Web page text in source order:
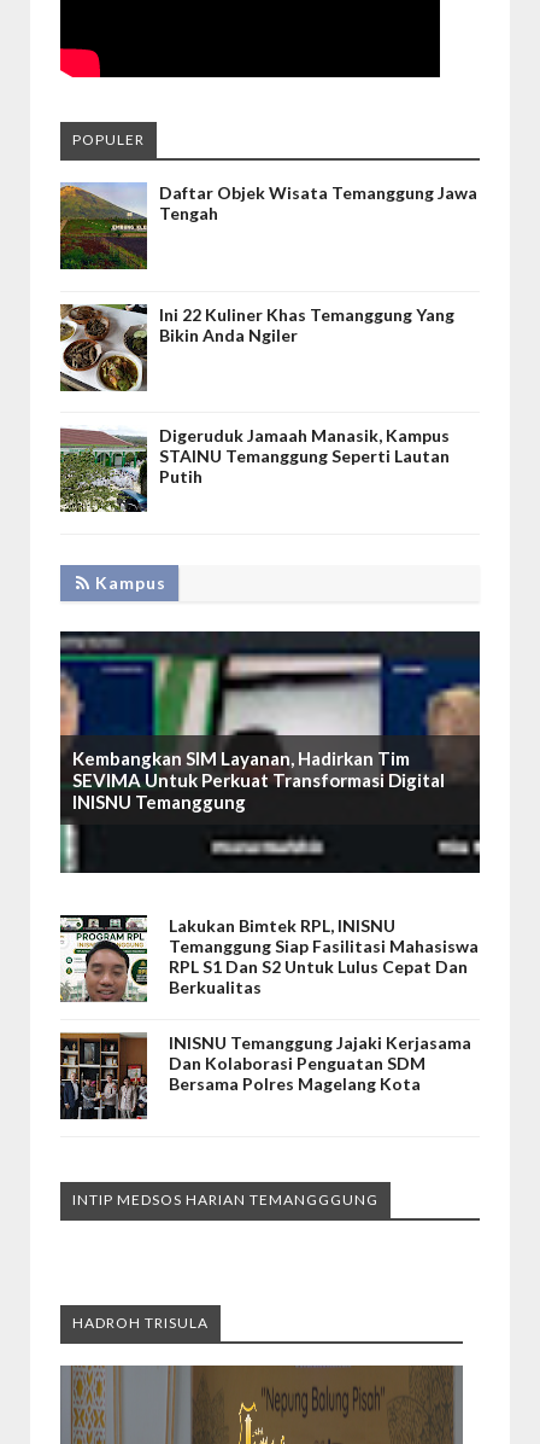
POPULER
Daftar Objek Wisata Temanggung Jawa
Tengah
Ini 22 Kuliner Khas Temanggung Yang
Bikin Anda Ngiler
Digeruduk Jamaah Manasik, Kampus
STAINU Temanggung Seperti Lautan
Putih
Kampus
Kembangkan SIM Layanan, Hadirkan Tim
SEVIMA Untuk Perkuat Transformasi Digital
INISNU Temanggung
Lakukan Bimtek RPL, INISNU
Temanggung Siap Fasilitasi Mahasiswa
RPL S1 Dan S2 Untuk Lulus Cepat Dan
Berkualitas
INISNU Temanggung Jajaki Kerjasama
Dan Kolaborasi Penguatan SDM
Bersama Polres Magelang Kota
INTIP MEDSOS HARIAN TEMANGGGUNG
HADROH TRISULA